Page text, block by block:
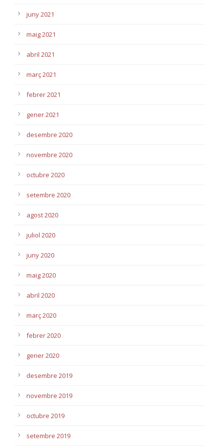
juny 2021
maig 2021
abril 2021
març 2021
febrer 2021
gener 2021
desembre 2020
novembre 2020
octubre 2020
setembre 2020
agost 2020
juliol 2020
juny 2020
maig 2020
abril 2020
març 2020
febrer 2020
gener 2020
desembre 2019
novembre 2019
octubre 2019
setembre 2019